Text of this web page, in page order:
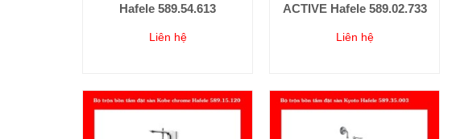
Hafele 589.54.613
Liên hệ
ACTIVE Hafele 589.02.733
Liên hệ